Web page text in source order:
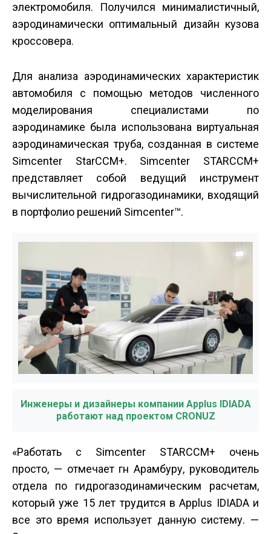
электромобиля. Получился минималистичный,
аэродинамически оптимальный дизайн кузова
кроссовера.
Для анализа аэродинамических характеристик
автомобиля с помощью методов численного
моделирования специалистами по
аэродинамике была использована виртуальная
аэродинамическая труба, созданная в системе
Simcenter Star­CCM+. Simcenter STAR­CCM+
представляет собой ведущий инструмент
вычислительной гидрогазодинамики, входящий
в портфолио решений Simcenter™.
Инженеры и дизайнеры компании Applus IDIADA
работают над проектом CRONUZ
«Работать с Simcenter STAR­CCM+ очень
просто, — отмечает г­н Арамбуру, руководитель
отдела по гидрогазодинамическим расчетам,
который уже 15 лет трудится в Applus IDIADA и
все это время использует данную систему. —